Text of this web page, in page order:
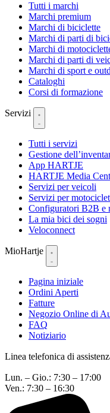
Tutti i marchi
Marchi premium
Marchi di biciclette
Marchi di parti di
Marchi di
Marchi di parti di
Marchi di sport e
Cataloghi
Corsi di formazione
Servizi
Tutti i servizi
Gestione
App HARTJE
HARTJE Media
Servizi per veicoli
Servizi per
Configuratori B2B e
La mia bici dei sogni
Veloconnect
MioHartje
Pagina iniziale
Ordini Aperti
Fatture
Negozio Online di
FAQ
Notiziario
Linea telefonica di
Lun. – Gio.: 7:30 – 17:00
Ven.: 7:30 – 16:30